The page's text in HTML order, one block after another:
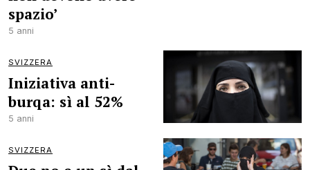
spazio’
5 anni
SVIZZERA
Iniziativa anti-
burqa: sì al 52%
5 anni
SVIZZERA